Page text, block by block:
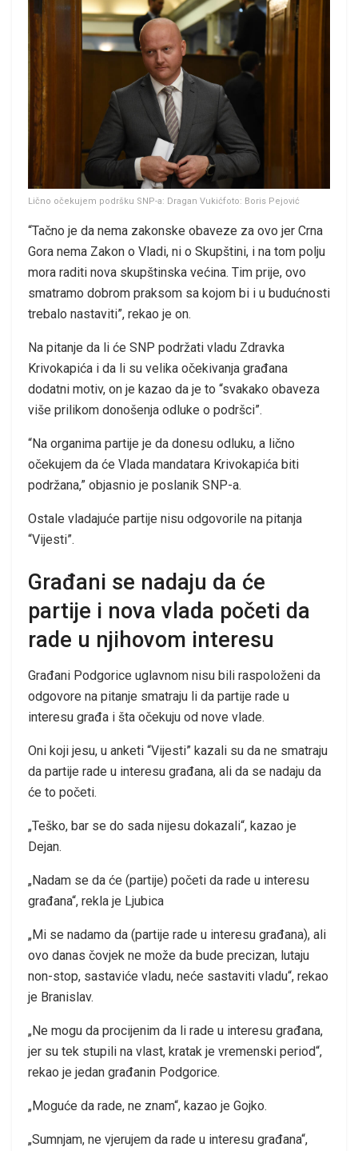
Lično očekujem podršku SNP-a: Dragan Vukićfoto: Boris Pejović
“Tačno je da nema zakonske obaveze za ovo jer Crna
Gora nema Zakon o Vladi, ni o Skupštini, i na tom polju
mora raditi nova skupštinska većina. Tim prije, ovo
smatramo dobrom praksom sa kojom bi i u budućnosti
trebalo nastaviti”, rekao je on.
Na pitanje da li će SNP podržati vladu Zdravka
Krivokapića i da li su velika očekivanja građana
dodatni motiv, on je kazao da je to “svakako obaveza
više prilikom donošenja odluke o podršci”.
“Na organima partije je da donesu odluku, a lično
očekujem da će Vlada mandatara Krivokapića biti
podržana,” objasnio je poslanik SNP-a.
Ostale vladajuće partije nisu odgovorile na pitanja
“Vijesti”.
Građani se nadaju da će
partije i nova vlada početi da
rade u njihovom interesu
Građani Podgorice uglavnom nisu bili raspoloženi da
odgovore na pitanje smatraju li da partije rade u
interesu građa i šta očekuju od nove vlade.
Oni koji jesu, u anketi “Vijesti” kazali su da ne smatraju
da partije rade u interesu građana, ali da se nadaju da
će to početi.
„Teško, bar se do sada nijesu dokazali“, kazao je
Dejan.
„Nadam se da će (partije) početi da rade u interesu
građana“, rekla je Ljubica
„Mi se nadamo da (partije rade u interesu građana), ali
ovo danas čovjek ne može da bude precizan, lutaju
non-stop, sastaviće vladu, neće sastaviti vladu“, rekao
je Branislav.
„Ne mogu da procijenim da li rade u interesu građana,
jer su tek stupili na vlast, kratak je vremenski period“,
rekao je jedan građanin Podgorice.
„Moguće da rade, ne znam“, kazao je Gojko.
„Sumnjam, ne vjerujem da rade u interesu građana“,